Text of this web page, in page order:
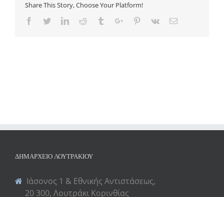
Share This Story, Choose Your Platform!
Facebook
TwitterLinkedinReddit TumblrGoogle+Pinterest
Vk Email
ΔΗΜΑΡΧΕΊΟ ΛΟΥΤΡΑΚΊΟΥ
Ιάσονος 1 & Εθνικής Αντιστάσεως,
20 300, Λουτράκι Κορινθίας